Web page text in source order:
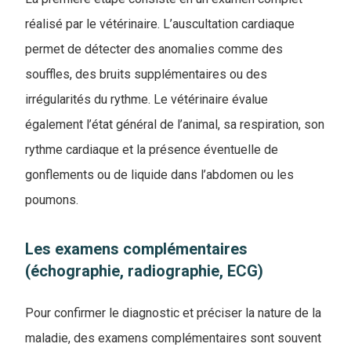
réalisé par le vétérinaire. L’auscultation cardiaque
permet de détecter des anomalies comme des
souffles, des bruits supplémentaires ou des
irrégularités du rythme. Le vétérinaire évalue
également l’état général de l’animal, sa respiration, son
rythme cardiaque et la présence éventuelle de
gonflements ou de liquide dans l’abdomen ou les
poumons.
Les examens complémentaires
(échographie, radiographie, ECG)
Pour confirmer le diagnostic et préciser la nature de la
maladie, des examens complémentaires sont souvent